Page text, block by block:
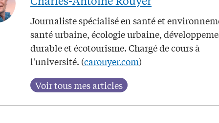
Journaliste spécialisé en santé et
santé urbaine, écologie urbaine,
durable et écotourisme. Chargé de cours à
l'université. (carouyer.com)